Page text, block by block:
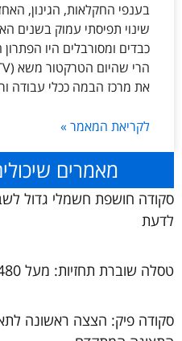
בענפי החקלאות, הגינון,
שינוי תפיסתי עמוק בשנים
כבדים ומסורבלים היו
את מרכז הבמה ככלי עבודה
לקריאת המאמר »
מאמרים
סקודה חושפת חשמלי גדול
לדעת
טסלה שוברת תחזיות: מעל 480 אלף רכבים נמסרו ברבעון
סקודה פיק: הצצה ראשונה